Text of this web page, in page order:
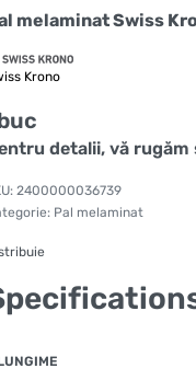
melaminat Swiss
Krono
detalii, vă rugăm
2400000036739
Pal melaminat